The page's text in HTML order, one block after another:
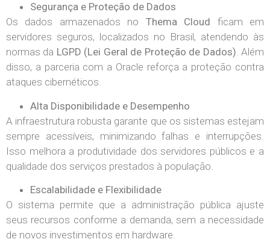
Segurança e Proteção de Dados
Os dados armazenados no Thema Cloud ficam em
servidores seguros, localizados no Brasil, atendendo às
normas da LGPD (Lei Geral de Proteção de Dados). Além
disso, a parceria com a Oracle reforça a proteção contra
ataques cibernéticos.
Alta Disponibilidade e Desempenho
A infraestrutura robusta garante que os sistemas estejam
sempre acessíveis, minimizando falhas e interrupções.
Isso melhora a produtividade dos servidores públicos e a
qualidade dos serviços prestados à população.
Escalabilidade e Flexibilidade
O sistema permite que a administração pública ajuste
seus recursos conforme a demanda, sem a necessidade
de novos investimentos em hardware.